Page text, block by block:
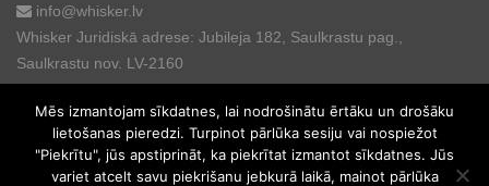
info@whisker.lv
Whisker Juridiskā adrese: Jubileja 182, Saulkrastu pag.,
Saulkrastu nov. LV-2160
Mēs izmantojam sīkdatnes, lai nodrošinātu ērtāku un drošāku
lietošanas pieredzi. Turpinot pārlūka sesiju vai nospiežot
"Piekrītu", jūs apstiprināt, ka piekrītat izmantot sīkdatnes. Jūs
variet atcelt savu piekrišanu jebkurā laikā, mainot pārlūka